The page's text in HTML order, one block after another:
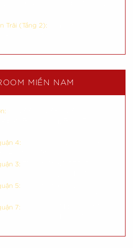
Trãi (Tầng 2):
MIỀN NAM
4:
3:
5:
7: